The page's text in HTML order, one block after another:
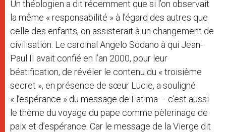
Un théologien a dit récemment que si l’on observait
la même « responsabilité » à l’égard des autres que
celle des enfants, on assisterait à un changement de
civilisation. Le cardinal Angelo Sodano à qui Jean-
Paul II avait confié en l’an 2000, pour leur
béatification, de révéler le contenu du « troisième
secret », en présence de sœur Lucie, a souligné
« l’espérance » du message de Fatima – c’est aussi
le thème du voyage du pape comme pèlerinage de
paix et d’espérance. Car le message de la Vierge dit